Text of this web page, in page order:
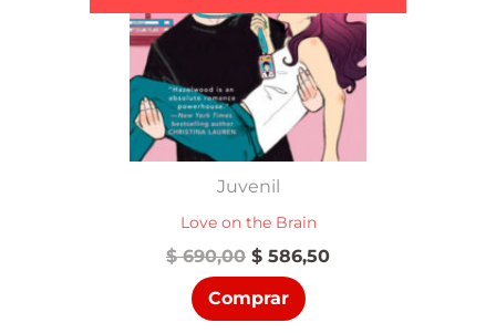
Juvenil
Love on the Brain
$690,00 El
precio
original
era:
$ 586,50El
Comprar